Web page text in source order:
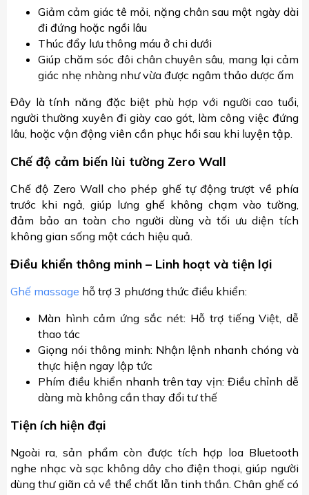
Giảm cảm giác tê mỏi, nặng chân sau một ngày dài
đi đứng hoặc ngồi lâu
Thúc đẩy lưu thông máu ở chi dưới
Giúp chăm sóc đôi chân chuyên sâu, mang lại cảm
giác nhẹ nhàng như vừa được ngâm thảo dược ấm
Đây là tính năng đặc biệt phù hợp với người cao tuổi,
người thường xuyên đi giày cao gót, làm công việc đứng
lâu, hoặc vận động viên cần phục hồi sau khi luyện tập.
Chế độ cảm biến lùi tường Zero Wall
Chế độ Zero Wall cho phép ghế tự động trượt về phía
trước khi ngả, giúp lưng ghế không chạm vào tường,
đảm bảo an toàn cho người dùng và tối ưu diện tích
không gian sống một cách hiệu quả.
Điều khiển thông minh – Linh hoạt và tiện lợi
Ghế massage hỗ trợ 3 phương thức điều khiển:
Màn hình cảm ứng sắc nét: Hỗ trợ tiếng Việt, dễ
thao tác
Giọng nói thông minh: Nhận lệnh nhanh chóng và
thực hiện ngay lập tức
Phím điều khiển nhanh trên tay vịn: Điều chỉnh dễ
dàng mà không cần thay đổi tư thế
Tiện ích hiện đại
Ngoài ra, sản phẩm còn được tích hợp loa Bluetooth
nghe nhạc và sạc không dây cho điện thoại, giúp người
dùng thư giãn cả về thể chất lẫn tinh thần. Chân ghế có